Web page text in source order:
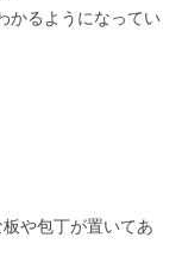
かるようになってい
や包丁が置いてあ